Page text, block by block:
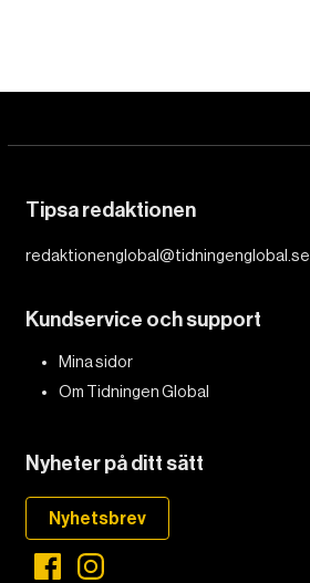
Tipsa redaktionen
redaktionenglobal@tidningenglobal.se
Kundservice och support
Mina sidor
Om Tidningen Global
Nyheter på ditt sätt
Nyhetsbrev